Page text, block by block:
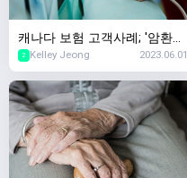
캐나다 보험 고객사례; '암환자
였는데 살아남았어요. 보험가
입이 되나요?'
2 Kelley Jeong 2023.06.01